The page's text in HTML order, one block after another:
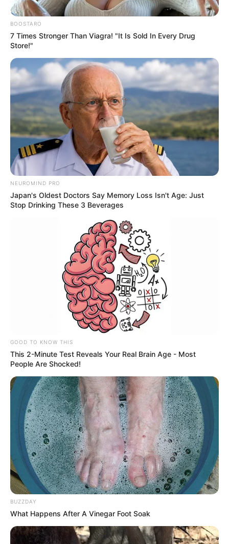
Na sua decisão de afastar Ibaneis Rocha por 90 dias, o ministro
Alexandre de Moraes, do STF, deixou claro que tanto o governador
do DF quanto o então secretário de Segurança do DF Anderson
Torres foram omissos em relação aos manifestantes.
O ministro, inclusive, chamou a conduta de Rocha de "dolosamente
omissiva", ou seja, o governador intencionalmente teria deixado de
Coautor de crimes
Para o jurista Fernando Fernandes, ao cometer uma omissão
segurança em Brasília, Ibaneis Rocha pode ser considerado
coautor dos crimes que forem imputado aos invasores
Eu vejo a prática de dois crimesque podem ter sido cometidos
pelas autoridades que se omitiram, o de golpe de estado e o de
abolição violenta do estado democrático de direito, ambos previstos
no Código Penal. E isso vale para o governador, para o secretário
de segurança pública e até para o policial militar que não agiu
Fernando Fernandes
BOOSTARO
7 Times Stronger Than Viagra! "It Is Sold In Every Drug
Store!"
NEUROMIND PRO
Japan's Oldest Doctors Say Memory Loss Isn't Age: Just
Stop Drinking These 3 Beverages
GOOD TO KNOW THIS
This 2-Minute Test Reveals Your Real Brain Age - Most
People Are Shocked!
BUZZDAY
What Happens After A Vinegar Foot Soak